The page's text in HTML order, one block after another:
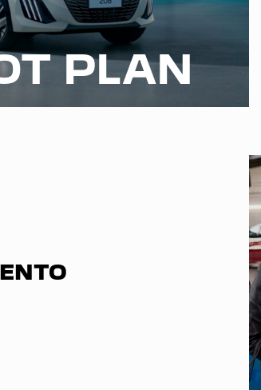
PLAN